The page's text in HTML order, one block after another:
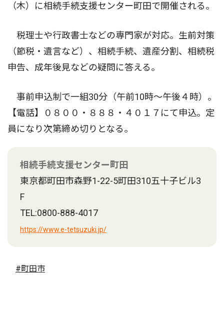
（木）に相続手続支援センター町田で開催される。
税理士や行政書士などの専門家が対応。生前対策
（節税・遺言など）、相続手続、遺産分割、相続税
申告、成年後見などの疑問に答える。
事前申込制で一組30分（午前10時〜午後４時）。
【電話】０８００・８８８・４０１７にて申込。定
員になり次第締め切りとなる。
相続手続支援センター町田
東京都町田市森野1-22-5町田310五十子ビル3
F
TEL:0800-888-4017
https://www.e-tetsuzuki.jp/
#町田市